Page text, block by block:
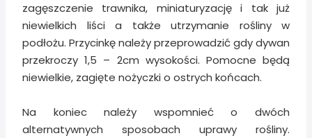
zagęszczenie trawnika, miniaturyzację i tak już
niewielkich liści a także utrzymanie rośliny w
podłożu. Przycinkę należy przeprowadzić gdy dywan
przekroczy 1,5 – 2cm wysokości. Pomocne będą
niewielkie, zagięte nożyczki o ostrych końcach.
Na koniec należy wspomnieć o dwóch
alternatywnych sposobach uprawy rośliny.